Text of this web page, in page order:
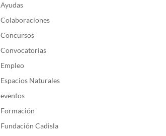
Ayudas
Colaboraciones
Concursos
Convocatorias
Empleo
Espacios Naturales
eventos
Formación
Fundación Cadisla